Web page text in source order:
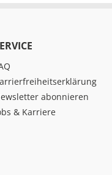
abonnieren
& Karriere